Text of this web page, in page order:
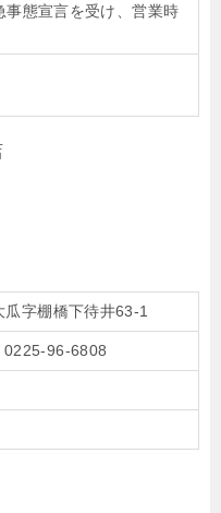
態宣言を受け、営業時
瓜字棚橋下待井63-1
96-6808